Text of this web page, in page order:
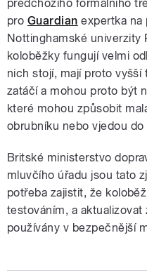
předchozího formálního
pro Guardian expertka na
Nottinghamské univerzity
koloběžky fungují velmi
nich stojí, mají proto
zatáčí a mohou proto být
které mohou způsobit
obrubníku nebo vjedou do
Britské ministerstvo
mluvčího úřadu jsou tato
potřeba zajistit, že
testováním, a
používány v bezpečnější